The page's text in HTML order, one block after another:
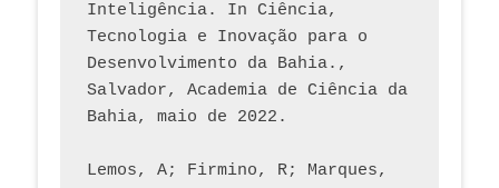
Inteligência. In Ciência,
Tecnologia e Inovação para o
Desenvolvimento da Bahia.,
Salvador, Academia de Ciência da
Bahia, maio de 2022.
Lemos, A; Firmino, R; Marques,